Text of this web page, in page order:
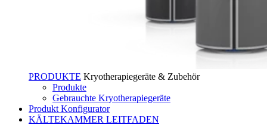
PRODUKTE Kryotherapiegeräte & Zubehör
Produkte
Gebrauchte Kryotherapiegeräte
Produkt Konfigurator
KÄLTEKAMMER LEITFADEN